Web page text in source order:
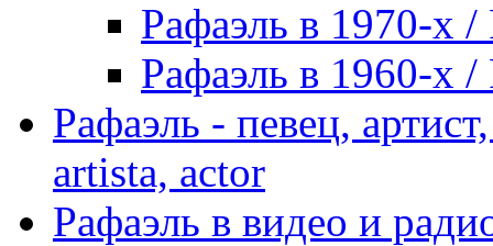
Рафаэль в 1970-х /
Рафаэль в 1960-х /
Рафаэль - певец,
artista, actor
Рафаэль в видео и